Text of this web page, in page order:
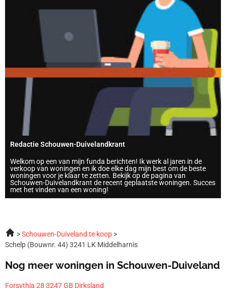
Redactie Schouwen-Duivelandkrant
Welkom op een van mijn funda berichten! Ik werk al jaren in de
verkoop van woningen en ik doe elke dag mijn best om de beste
woningen voor je klaar te zetten. Bekijk op de pagina van
Schouwen-Duivelandkrant de recent geplaatste woningen. Succes
met het vinden van een woning!
Schouwen-Duiveland te koop
Schelp (Bouwnr. 44) 3241 LK Middelharnis
Nog meer woningen in Schouwen-Duiveland
Forsythia 28 3247 GB Dirksland